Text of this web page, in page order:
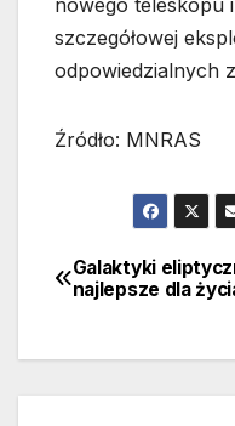
nowego teleskopu
szczegółowej
odpowiedzialnych
Źródło: MNRAS
Galaktyki
najlepsze dla